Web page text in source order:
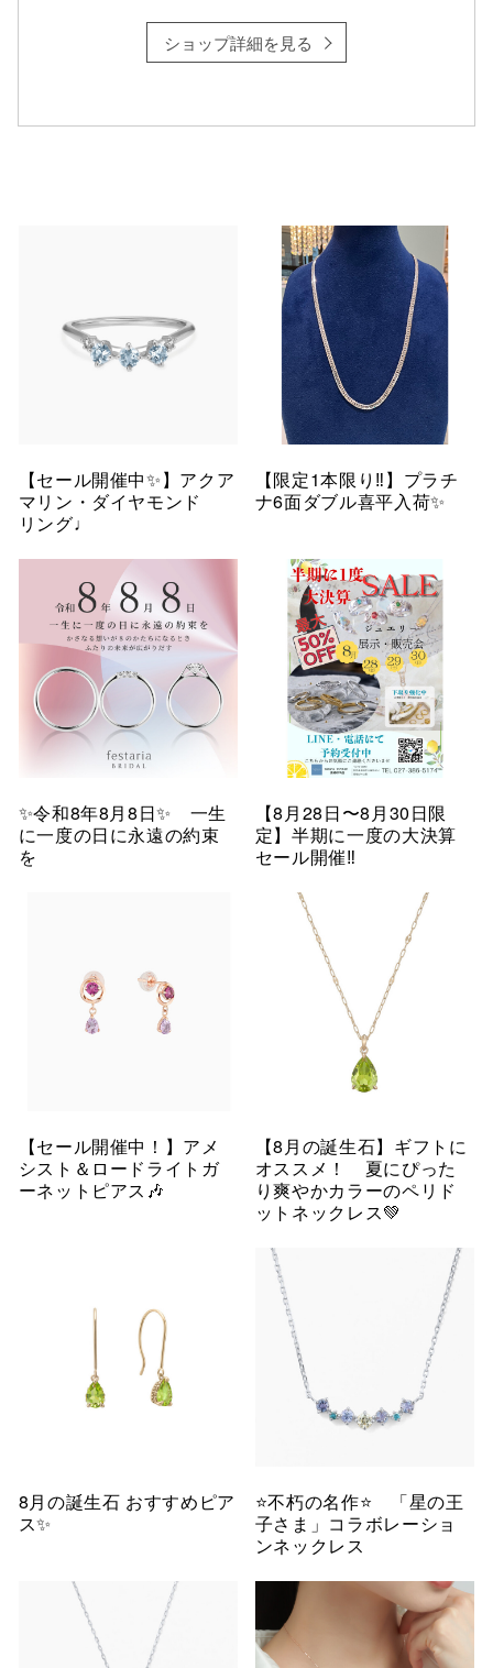
ショップ詳細を見る
【セール開催中✨】アクア
マリン・ダイヤモンド
リング♩
【限定1本限り‼︎】プラチ
ナ6面ダブル喜平入荷✨
✨令和8年8月8日✨ 一生
に一度の日に永遠の約束
を
【8月28日〜8月30日限
定】半期に一度の大決算
セール開催‼︎
【セール開催中！】アメ
シスト＆ロードライトガ
ーネットピアス🎶
【8月の誕生石】ギフトに
オススメ！ 夏にぴった
り爽やかカラーのペリド
ットネックレス💚
8月の誕生石 おすすめピア
ス✨
⭐️不朽の名作⭐️ 「星の王
子さま」コラボレーショ
ンネックレス